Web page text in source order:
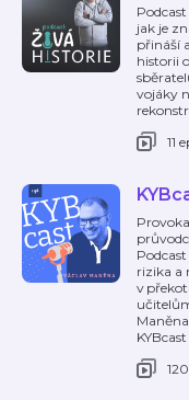
jak je
přináší
historii
vojáky
rekonstr
11
rizika a
v